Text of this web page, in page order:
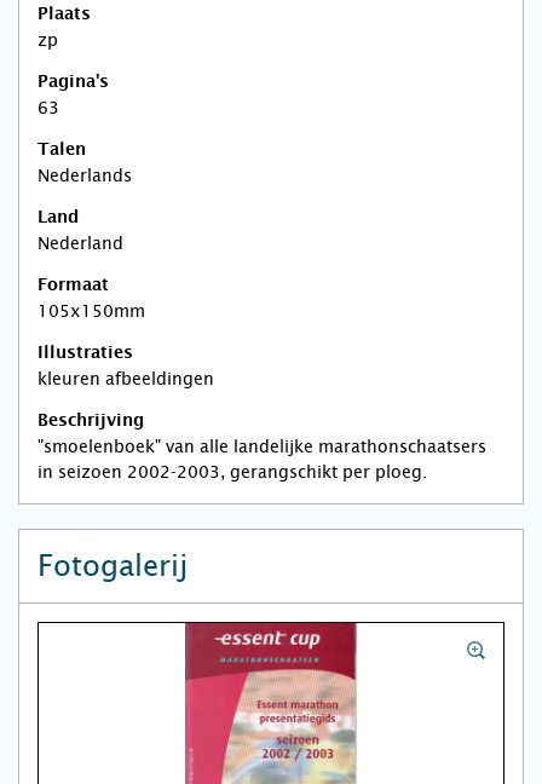
Plaats
zp
Pagina's
63
Talen
Nederlands
Land
Nederland
Formaat
105x150mm
Illustraties
kleuren afbeeldingen
Beschrijving
"smoelenboek" van alle landelijke marathonschaatsers
in seizoen 2002-2003, gerangschikt per ploeg.
Fotogalerij